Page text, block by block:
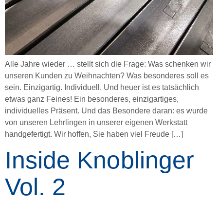
Alle Jahre wieder … stellt sich die Frage: Was schenken wir
unseren Kunden zu Weihnachten? Was besonderes soll es
sein. Einzigartig. Individuell. Und heuer ist es tatsächlich
etwas ganz Feines! Ein besonderes, einzigartiges,
individuelles Präsent. Und das Besondere daran: es wurde
von unseren Lehrlingen in unserer eigenen Werkstatt
handgefertigt. Wir hoffen, Sie haben viel Freude […]
Inside Knoblinger
Vol. 2